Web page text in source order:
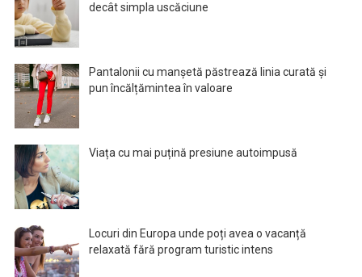
decât simpla uscăciune
Pantalonii cu manșetă păstrează linia curată și
pun încălțămintea în valoare
Viața cu mai puțină presiune autoimpusă
Locuri din Europa unde poți avea o vacanță
relaxată fără program turistic intens